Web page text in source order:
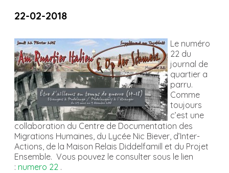
22-02-2018
Le numéro
22 du
journal de
quartier a
parru.
Comme
toujours
c’est une
collaboration du Centre de Documentation des
Migrations Humaines, du Lycée Nic Biever, d’Inter-
Actions, de la Maison Relais Diddelfamill et du Projet
Ensemble. Vous pouvez le consulter sous le lien
: numero 22 .